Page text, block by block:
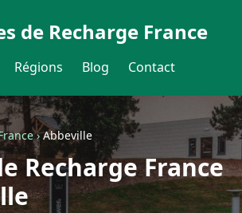
de Recharge France
Régions Blog Contact
›Abbeville
Recharge France